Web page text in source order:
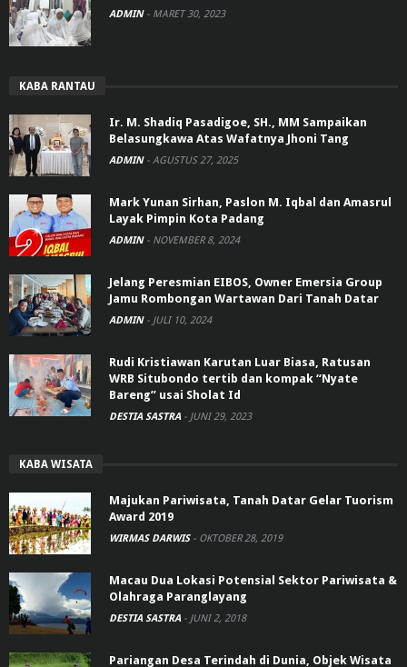
ADMIN - MARET 30, 2023
KABA RANTAU
Ir. M. Shadiq Pasadigoe, SH., MM Sampaikan
Belasungkawa Atas Wafatnya Jhoni Tang
ADMIN - AGUSTUS 27, 2025
Mark Yunan Sirhan, Paslon M. Iqbal dan Amasrul
Layak Pimpin Kota Padang
ADMIN - NOVEMBER 8, 2024
Jelang Peresmian EIBOS, Owner Emersia Group
Jamu Rombongan Wartawan Dari Tanah Datar
ADMIN - JULI 10, 2024
Rudi Kristiawan Karutan Luar Biasa, Ratusan
WRB Situbondo tertib dan kompak “Nyate
Bareng” usai Sholat Id
DESTIA SASTRA - JUNI 29, 2023
KABA WISATA
Majukan Pariwisata, Tanah Datar Gelar Tuorism
Award 2019
WIRMAS DARWIS - OKTOBER 28, 2019
Macau Dua Lokasi Potensial Sektor Pariwisata &
Olahraga Paranglayang
DESTIA SASTRA - JUNI 2, 2018
Pariangan Desa Terindah di Dunia, Objek Wisata